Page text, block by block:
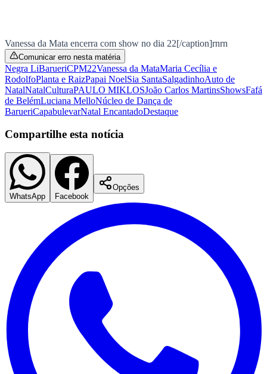
Corinthians
Vanessa da Mata encerra com show no dia 22[/caption]rnrn
Comunicar erro nesta matéria
Negra LiBarueriCPM22Vanessa da MataMaria Cecília e
RodolfoPlanta e RaizPapai NoelSia SantaSalgadinhoAuto de
NatalNatalCulturaPAULO MIKLOSJoão Carlos MartinsShowsFafá
de BelémLuciana MelloNúcleo de Dança de
BarueriCapabulevarNatal EncantadoDestaque
Compartilhe esta notícia
WhatsApp Facebook
Opções